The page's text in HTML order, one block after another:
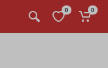
0 0